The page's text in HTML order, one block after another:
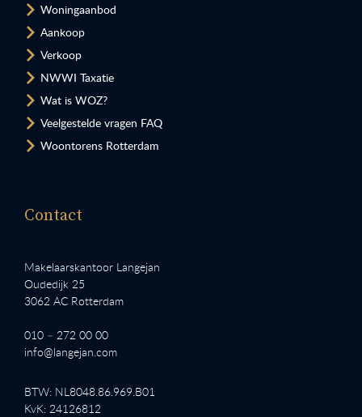
Woningaanbod
Aankoop
Verkoop
NWWI Taxatie
Wat is WOZ?
Veelgestelde vragen FAQ
Woontorens Rotterdam
Contact
Makelaarskantoor Langejan
Oudedijk 25
3062 AC Rotterdam
010 – 272 00 00
info@langejan.com
BTW: NL8048.86.969.B01
KvK: 24126812